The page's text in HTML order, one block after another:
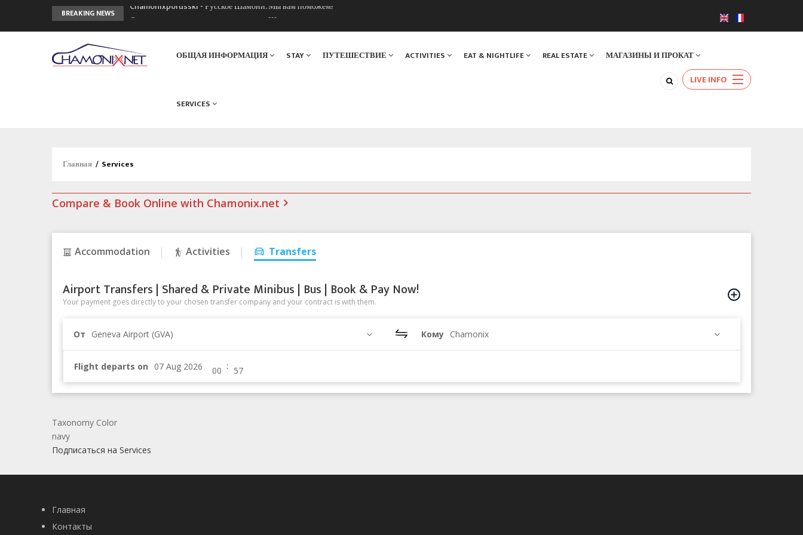
BREAKING NEWS
Chamonixporusski - Русское Шамони. Мы вам поможем!
Сочи 2014 - 90 лет спустя олимпиады Шамони в 1924
Кол де Монте закрыт 11 января 2013
ОБЩАЯ ИНФОРМАЦИЯ STAY ПУТЕШЕСТВИЕ ACTIVITIES EAT & NIGHTLIFE REAL ESTATE МАГАЗИНЫ И ПРОКАТ
SERVICES
LIVE INFO
Главная / Services
Compare & Book Online with Chamonix.net
Accommodation Activities Transfers
Airport Transfers | Shared & Private Minibus | Bus | Book & Pay Now!
Your payment goes directly to your chosen transfer company and your contract is with them.
От Geneva Airport (GVA) Кому Chamonix
Flight departs on :
Taxonomy Color
navy
Подписаться на Services
Главная
Контакты